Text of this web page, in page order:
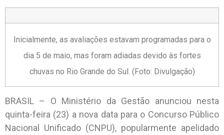
Inicialmente, as avaliações estavam programadas para o
dia 5 de maio, mas foram adiadas devido às fortes
chuvas no Rio Grande do Sul. (Foto: Divulgação)
BRASIL – O Ministério da Gestão anunciou nesta
quinta-feira (23) a nova data para o Concurso Público
Nacional Unificado (CNPU), popularmente apelidado